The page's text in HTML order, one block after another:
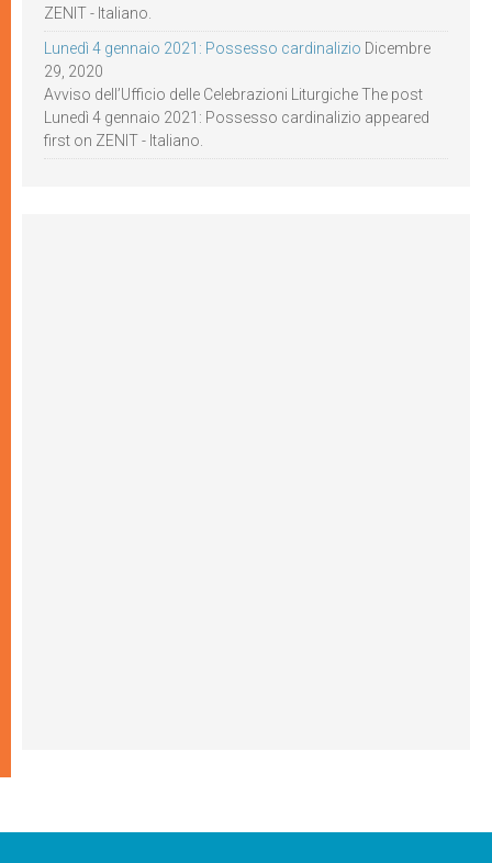
ZENIT - Italiano.
Lunedì 4 gennaio 2021: Possesso cardinalizio Dicembre
29, 2020
Avviso dell’Ufficio delle Celebrazioni Liturgiche The post
Lunedì 4 gennaio 2021: Possesso cardinalizio appeared
first on ZENIT - Italiano.